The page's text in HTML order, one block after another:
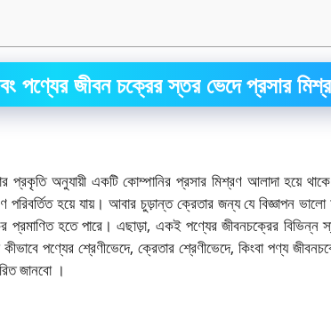
পণ্যের জীবন চক্রের স্তর ভেদে প্রসার
অনুযায়ী একটি কোম্পানির প্রসার মিশ্রণ আলাদা হয়ে
হয়ে যায়। আবার চুড়ান্ত ক্রেতার জন্য যে বিজ্ঞাপন
প্রমাণিত হতে পারে। এছাড়া, একই পণ্যের জীবনচক্রের বিভিন্ন
পণ্যের শ্রেণীভেদে, ক্রেতার শ্রেণীভেদে, কিংবা পণ্য
জানবো ।